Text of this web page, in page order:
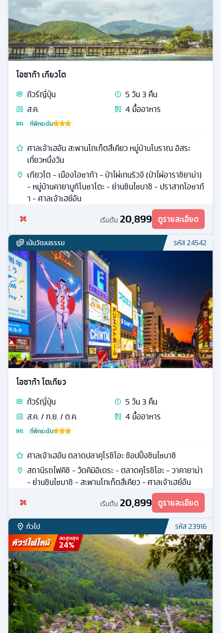
โอซาก้า เกียวโต
ทัวร์ญี่ปุ่น 5วัน3 คืน
ส.ค.
4 มื้ออาหาร
ที่พักระดับ
ศาลเจ้าเฮอัน สะพานโทเก็ตสึเคียว หมู่บ้านโบราณ อิสระ
เที่ยวหนึ่งวัน
เกียวโต - เมืองโอซาก้า - ป่าไผ่เทนริวจิ (ป่าไผ่อาราชิยาม่า)
- หมู่บ้านคายาบูกิโนซาโตะ - ย่านชินไซบาชิ - ปราสาทโอซาก้
า - ศาลเจ้าเฮย์อัน
เริ่มต้น 20,899 ดูรายละเอียด
เน้นวัฒนธรรม รหัส24542
โอซาก้า โตเกียว
ทัวร์ญี่ปุ่น 5วัน3 คืน
ส.ค. / ก.ย. / ต.ค.
4 มื้ออาหาร
ที่พักระดับ
ศาลเจ้าเฮอัน ตลาดปลาคุโรชิโอะ ช้อปปิ้งชินไซบาชิ
สถานีรถไฟคิชิ - วัดคิมิอิเดระ - ตลาดคุโรชิโอะ - วาคายาม่า
- ย่านชินไซบาชิ - สะพานโทเก็ตสึเคียว - ศาลเจ้าเฮย์อัน
เริ่มต้น 20,899 ดูรายละเอียด
ทั่วไป รหัส23916
ลดสูงสุด
24%